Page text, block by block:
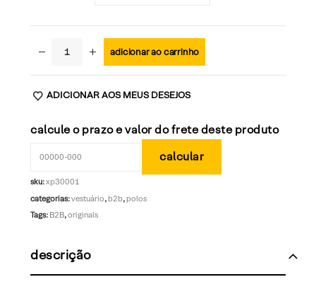
adicionar ao carrinho
ADICIONAR AOS MEUS DESEJOS
calcule o prazo e valor do frete deste produto
sku:xp30001
categorias:vestuário, b2b, polos
Tags: B2B,originals
descrição